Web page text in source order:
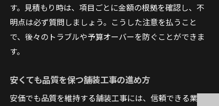
す。見積もり時は、項目ごとに金額の根拠を確認し、不
明点は必ず質問しましょう。こうした注意を払うこと
で、後々のトラブルや予算オーバーを防ぐことができま
す。
安くても品質を保つ舗装工事の進め方
安価でも品質を維持する舗装工事には、信頼できる業者